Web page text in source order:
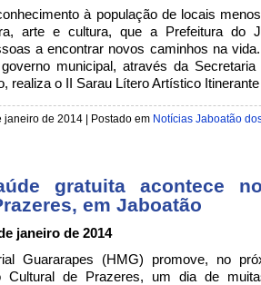
à população de locais
arte e cultura, que a Prefeitura do
a encontrar novos caminhos na
municipal, através da
realiza o II Sarau Lítero Artístico
janeiro de 2014 | Postado em Notícias Jaboatão
gratuita acontece
em Jaboatão
janeiro de 2014
Guararapes (HMG) promove, no
Cultural de Prazeres, um dia de